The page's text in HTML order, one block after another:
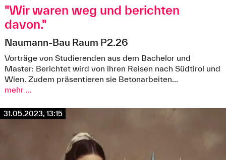
"Wir waren weg und berichten
davon."
Naumann-Bau Raum P2.26
Vorträge von Studierenden aus dem Bachelor und
Master: Berichtet wird von ihren Reisen nach Südtirol und
Wien. Zudem präsentieren sie Betonarbeiten...
mehr ...
31.05.2023, 13:15